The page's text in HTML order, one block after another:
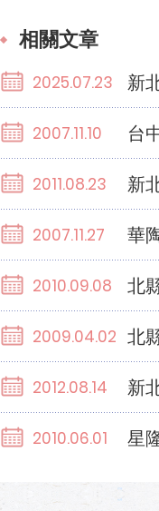
相關文章
2025.07.23 新
2007.11.10 台
2011.08.23 新
2007.11.27 華
2010.09.08 北
2009.04.02 北
2012.08.14 新
2010.06.01 星